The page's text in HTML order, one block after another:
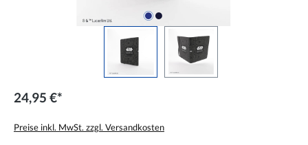
24,95 €*
Preise inkl. MwSt. zzgl. Versandkosten